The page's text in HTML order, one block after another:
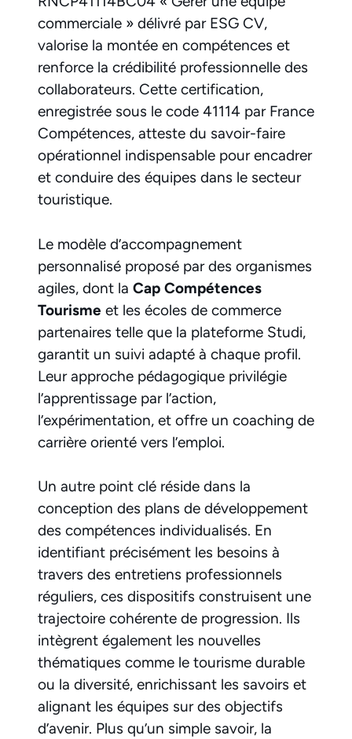
commerciale » délivré par ESG CV,
valorise la montée en compétences et
renforce la crédibilité professionnelle des
collaborateurs. Cette certification,
enregistrée sous le code 41114 par France
Compétences, atteste du savoir-faire
opérationnel indispensable pour encadrer
et conduire des équipes dans le secteur
touristique.
Le modèle d’accompagnement
personnalisé proposé par des organismes
agiles, dont la Cap Compétences
Tourisme et les écoles de commerce
partenaires telle que la plateforme Studi,
garantit un suivi adapté à chaque profil.
Leur approche pédagogique privilégie
l’apprentissage par l’action,
l’expérimentation, et offre un coaching de
carrière orienté vers l’emploi.
Un autre point clé réside dans la
conception des plans de développement
des compétences individualisés. En
identifiant précisément les besoins à
travers des entretiens professionnels
réguliers, ces dispositifs construisent une
trajectoire cohérente de progression. Ils
intègrent également les nouvelles
thématiques comme le tourisme durable
ou la diversité, enrichissant les savoirs et
alignant les équipes sur des objectifs
d’avenir. Plus qu’un simple savoir, la